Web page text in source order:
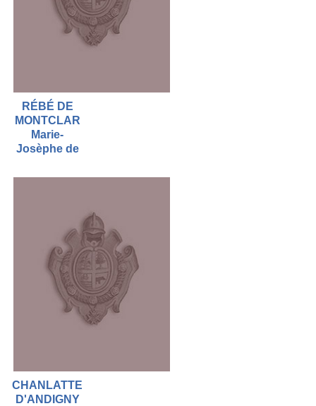
RÉBÉ DE
MONTCLAR
Marie-
Josèphe de
CHANLATTE
D'ANDIGNY